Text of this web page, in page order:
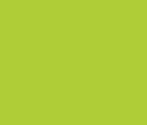
auswählen